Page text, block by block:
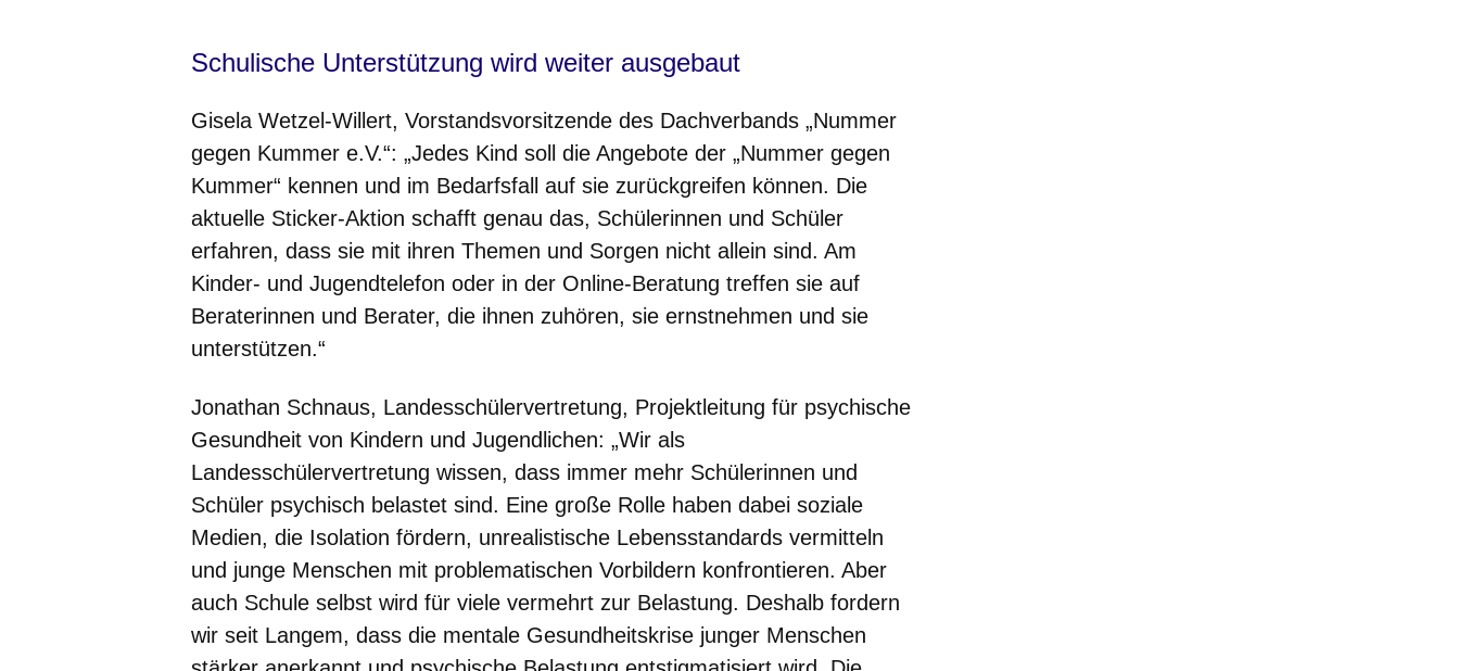
Schulische Unterstützung wird weiter ausgebaut
Gisela Wetzel-Willert, Vorstandsvorsitzende des Dachverbands „Nummer
gegen Kummer e.V.“: „Jedes Kind soll die Angebote der „Nummer gegen
Kummer“ kennen und im Bedarfsfall auf sie zurückgreifen können. Die
aktuelle Sticker-Aktion schafft genau das, Schülerinnen und Schüler
erfahren, dass sie mit ihren Themen und Sorgen nicht allein sind. Am
Kinder- und Jugendtelefon oder in der Online-Beratung treffen sie auf
Beraterinnen und Berater, die ihnen zuhören, sie ernstnehmen und sie
unterstützen.“
Jonathan Schnaus, Landesschülervertretung, Projektleitung für psychische
Gesundheit von Kindern und Jugendlichen: „Wir als
Landesschülervertretung wissen, dass immer mehr Schülerinnen und
Schüler psychisch belastet sind. Eine große Rolle haben dabei soziale
Medien, die Isolation fördern, unrealistische Lebensstandards vermitteln
und junge Menschen mit problematischen Vorbildern konfrontieren. Aber
auch Schule selbst wird für viele vermehrt zur Belastung. Deshalb fordern
wir seit Langem, dass die mentale Gesundheitskrise junger Menschen